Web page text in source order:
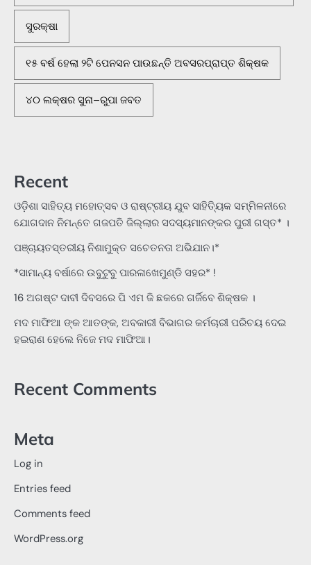
ସୁରକ୍ଷା
୧୫ ବର୍ଷ ହେଲା ୨ଟି ପେନସନ ପାଉଛନ୍ତି ଅବସରପ୍ରାପ୍ତ ଶିକ୍ଷକ
୪୦ ଲକ୍ଷର ସୁନା–ରୁପା ଜବତ
Recent
ଓଡ଼ିଶା ସାହିତ୍ୟ ମହୋତ୍ସବ ଓ ରାଷ୍ଟ୍ରୀୟ ଯୁବ ସାହିତ୍ୟିକ ସମ୍ମିଳନୀରେ
ଯୋଗଦାନ ନିମନ୍ତେ ଗଜପତି ଜିଲ୍ଲାର ସଦସ୍ୟମାନଙ୍କର ପୁରୀ ଗସ୍ତ* ।
ପଞ୍ଚାୟତସ୍ତରୀୟ ନିଶାମୁକ୍ତ ସଚେତନତା ଅଭିଯାନ।*
*ସାମାନ୍ୟ ବର୍ଷାରେ ଉବୁଟୁବୁ ପାରଳାଖେମୁଣ୍ଡି ସହର* !
16 ଅଗଷ୍ଟ ଦାବୀ ଦିବସରେ ପି ଏମ ଜି ଛକରେ ଗର୍ଜିବେ ଶିକ୍ଷକ ।
ମଦ ମାଫିଆ ଙ୍କ ଆତଙ୍କ, ଅବକାରୀ ବିଭାଗର କର୍ମଚାରୀ ପରିଚୟ ଦେଇ
ହଇରାଣ ହେଲେ ନିଜେ ମଦ ମାଫିଆ।
Recent Comments
Meta
Log in
Entries feed
Comments feed
WordPress.org